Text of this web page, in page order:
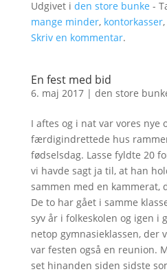
Udgivet i den store bunke -
mange minder, kontorkasser,
Skriv en kommentar.
En fest med bid
6. maj 2017| den store
I aftes og i nat var vores nye
færdigindrettede hus
fødselsdag. Lasse fyldte 20
vi havde sagt ja til, at han
sammen med en kammerat,
De to har gået i samme
syv år i folkeskolen og igen i
netop gymnasieklassen, der
var festen også en reunion.
set hinanden siden sidste